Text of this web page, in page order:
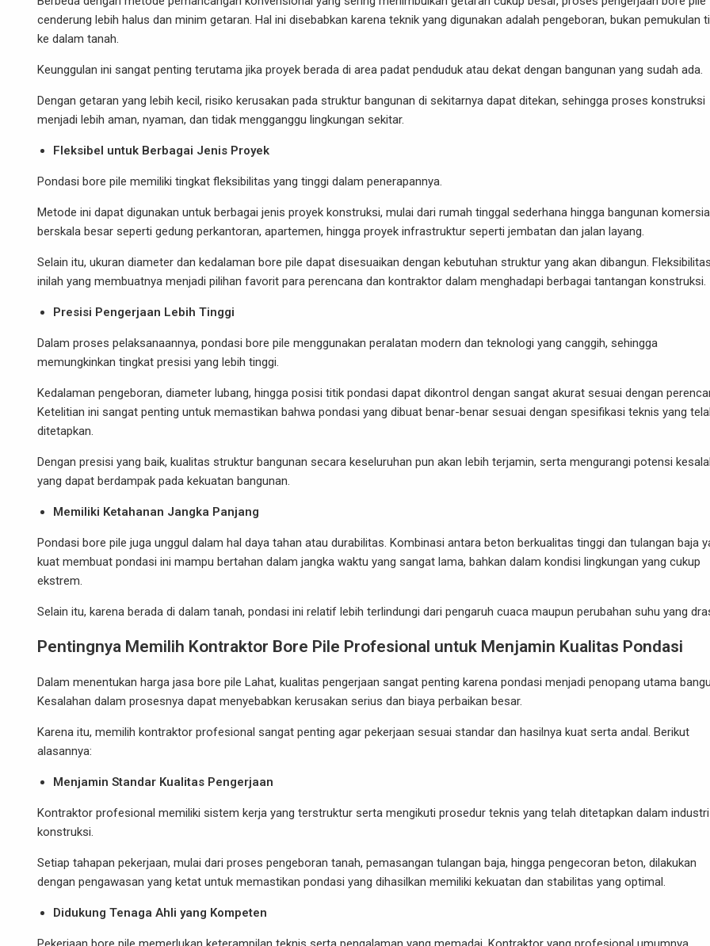
cenderung lebih halus dan minim getaran. Hal ini disebabkan karena teknik yang digunakan adalah pengeboran, bukan pemukulan
ke dalam tanah.
Keunggulan ini sangat penting terutama jika proyek berada di area padat penduduk atau dekat dengan bangunan yang sudah ada.
Dengan getaran yang lebih kecil, risiko kerusakan pada struktur bangunan di sekitarnya dapat ditekan, sehingga proses konstruksi
menjadi lebih aman, nyaman, dan tidak mengganggu lingkungan sekitar.
Fleksibel untuk Berbagai Jenis Proyek
Pondasi bore pile memiliki tingkat fleksibilitas yang tinggi dalam penerapannya.
Metode ini dapat digunakan untuk berbagai jenis proyek konstruksi, mulai dari rumah tinggal sederhana hingga bangunan
berskala besar seperti gedung perkantoran, apartemen, hingga proyek infrastruktur seperti jembatan dan jalan layang.
Selain itu, ukuran diameter dan kedalaman bore pile dapat disesuaikan dengan kebutuhan struktur yang akan dibangun. Fleksibilitas
inilah yang membuatnya menjadi pilihan favorit para perencana dan kontraktor dalam menghadapi berbagai tantangan konstruksi.
Presisi Pengerjaan Lebih Tinggi
Dalam proses pelaksanaannya, pondasi bore pile menggunakan peralatan modern dan teknologi yang canggih, sehingga
memungkinkan tingkat presisi yang lebih tinggi.
Kedalaman pengeboran, diameter lubang, hingga posisi titik pondasi dapat dikontrol dengan sangat akurat sesuai dengan
Ketelitian ini sangat penting untuk memastikan bahwa pondasi yang dibuat benar-benar sesuai dengan spesifikasi teknis yang
ditetapkan.
Dengan presisi yang baik, kualitas struktur bangunan secara keseluruhan pun akan lebih terjamin, serta mengurangi potensi
yang dapat berdampak pada kekuatan bangunan.
Memiliki Ketahanan Jangka Panjang
Pondasi bore pile juga unggul dalam hal daya tahan atau durabilitas. Kombinasi antara beton berkualitas tinggi dan tulangan baja
kuat membuat pondasi ini mampu bertahan dalam jangka waktu yang sangat lama, bahkan dalam kondisi lingkungan yang cukup
ekstrem.
Selain itu, karena berada di dalam tanah, pondasi ini relatif lebih terlindungi dari pengaruh cuaca maupun perubahan suhu yang
Pentingnya Memilih Kontraktor Bore Pile Profesional untuk Menjamin Kualitas Pondasi
Dalam menentukan harga jasa bore pile Lahat, kualitas pengerjaan sangat penting karena pondasi menjadi penopang utama
Kesalahan dalam prosesnya dapat menyebabkan kerusakan serius dan biaya perbaikan besar.
Karena itu, memilih kontraktor profesional sangat penting agar pekerjaan sesuai standar dan hasilnya kuat serta andal. Berikut
alasannya:
Menjamin Standar Kualitas Pengerjaan
Kontraktor profesional memiliki sistem kerja yang terstruktur serta mengikuti prosedur teknis yang telah ditetapkan dalam industri
konstruksi.
Setiap tahapan pekerjaan, mulai dari proses pengeboran tanah, pemasangan tulangan baja, hingga pengecoran beton, dilakukan
dengan pengawasan yang ketat untuk memastikan pondasi yang dihasilkan memiliki kekuatan dan stabilitas yang optimal.
Didukung Tenaga Ahli yang Kompeten